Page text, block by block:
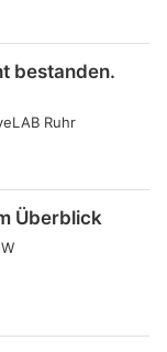
bestanden.
Ruhr
Überblick